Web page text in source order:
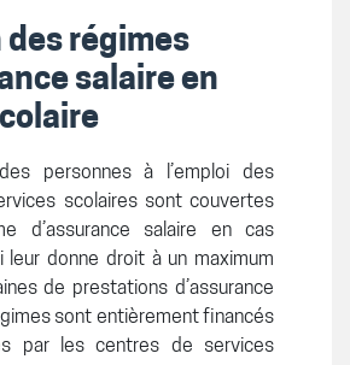
des régimes
salaire en
personnes à l’emploi des
scolaires sont couvertes
d’assurance salaire en cas
leur donne droit à un maximum
de prestations d’assurance
sont entièrement financés
par les centres de services